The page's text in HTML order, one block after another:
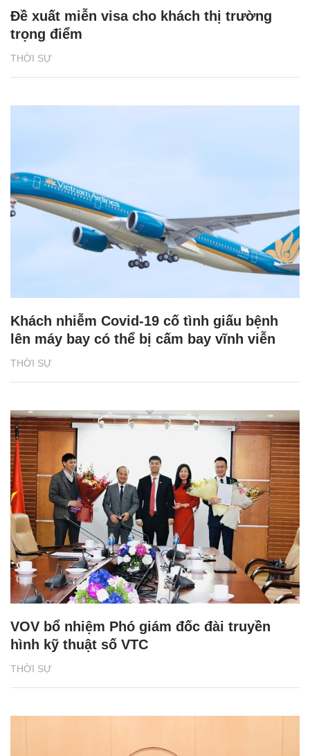
THỜI SỰ
Đề xuất miễn visa cho khách thị trường
trọng điểm
THỜI SỰ
Khách nhiễm Covid-19 cố tình giấu bệnh
lên máy bay có thể bị cấm bay vĩnh viễn
THỜI SỰ
VOV bổ nhiệm Phó giám đốc đài truyền
hình kỹ thuật số VTC